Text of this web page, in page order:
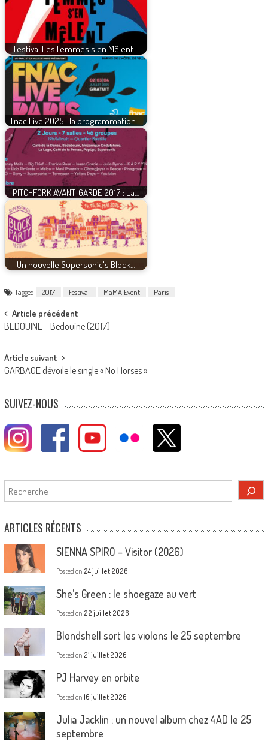
Festival Les Femmes s'en Mêlent…
Fnac Live 2025 : la programmation…
PITCHFORK AVANT-GARDE 2017 : La…
Un nouvelle Supersonic's Block…
Tagged 2017 Festival MaMA Event Paris
Post
navigation
Article précédent
BEDOUINE – Bedouine (2017)
Article suivant
GARBAGE dévoile le single « No Horses »
SUIVEZ-NOUS
Rechercher
ARTICLES RÉCENTS
SIENNA SPIRO – Visitor (2026)
Posted on 24 juillet 2026
She’s Green : le shoegaze au vert
Posted on 22 juillet 2026
Blondshell sort les violons le 25 septembre
Posted on 21 juillet 2026
PJ Harvey en orbite
Posted on 16 juillet 2026
Julia Jacklin : un nouvel album chez 4AD le 25
septembre